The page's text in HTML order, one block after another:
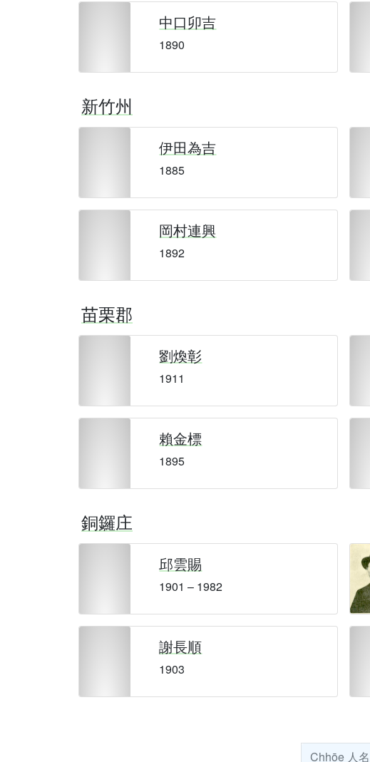
中口卯吉
1890
新竹州
伊田為吉
1885
岡村連興
1892
苗栗郡
劉煥彰
1911
賴金標
1895
銅鑼庄
邱雲賜
1901 – 1982
謝長順
1903